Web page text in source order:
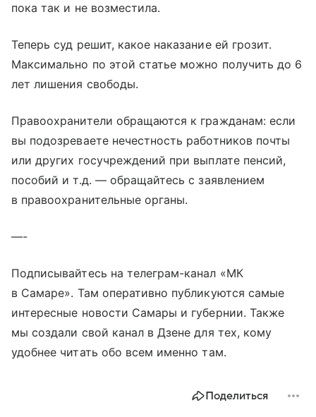
пока так и не возместила.
Теперь суд решит, какое наказание ей грозит.
Максимально по этой статье можно получить до 6
лет лишения свободы.
Правоохранители обращаются к гражданам: если
вы подозреваете нечестность работников почты
или других госучреждений при выплате пенсий,
пособий и т.д. — обращайтесь с заявлением
в правоохранительные органы.
—-
Подписывайтесь на телеграм-канал «МК
в Самаре». Там оперативно публикуются самые
интересные новости Самары и губернии. Также
мы создали свой канал в Дзене для тех, кому
удобнее читать обо всем именно там.
Поделиться